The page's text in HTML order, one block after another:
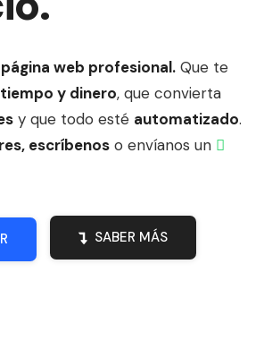
web profesional. Que te
y dinero, que convierta
y que todo esté automatizado.
escríbenos o envíanos un
SABER MÁS